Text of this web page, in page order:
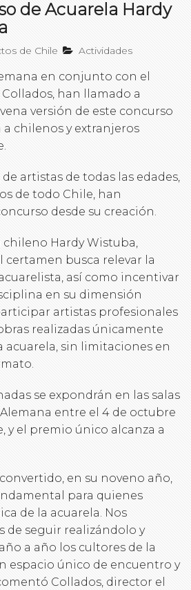
de Acuarela Hardy
de Chile Actividades
en conjunto con el
han llamado a
versión de este concurso
chilenos y extranjeros
artistas de todas las edades,
de todo Chile, han
desde su creación.
Hardy Wistuba,
certamen busca relevar la
así como incentivar
en su dimensión
artistas profesionales
realizadas únicamente
acuarela, sin limitaciones en
se expondrán en las salas
entre el 4 de octubre
y el premio único alcanza a
en su noveno año,
para quienes
de la acuarela. Nos
de seguir realizándolo y
a año los cultores de la
espacio único de encuentro y
Collados, director el